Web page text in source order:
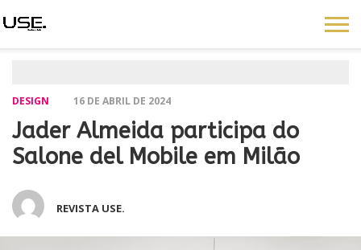
DESIGN 16 DE ABRIL DE 2024
Jader Almeida participa do
Salone del Mobile em Milão
REVISTA USE.